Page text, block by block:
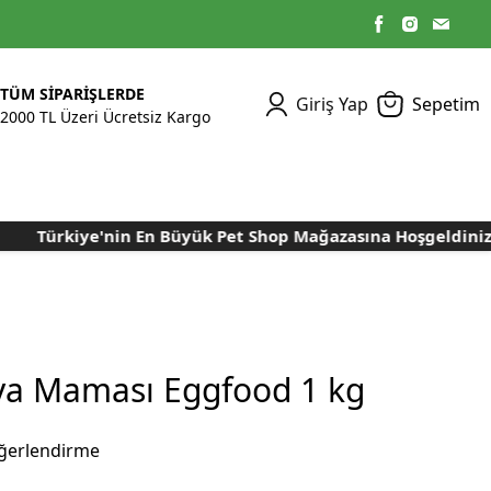
TÜM SİPARİŞLERDE
2000 TL Üzeri Ücretsiz Kargo
Giriş Yap Sepetim
Kümes Ekipmanları
Makineleri
Nem Alma Makineleri
Nem ve Isı Ölçer
Kuluçka Malzemeleri
Kedi Yaş Mamaları
Bakım Sağlık
Tasmalar
Bakım Sağlık
Tavşan Yemleri
Türkiye'nin En Büyük Pet Shop Mağazasına Hoşgeldiniz..
Maması Eggfood 1 kg